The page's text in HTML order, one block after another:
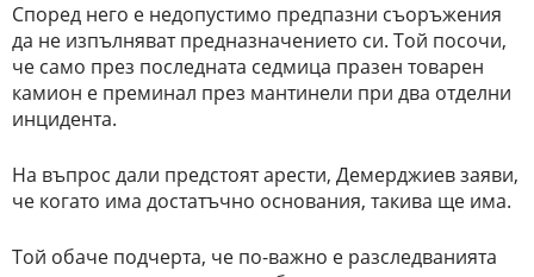
Според него е недопустимо предпазни съоръжения
да не изпълняват предназначението си. Той посочи,
че само през последната седмица празен товарен
камион е преминал през мантинели при два отделни
инцидента.
На въпрос дали предстоят арести, Демерджиев заяви,
че когато има достатъчно основания, такива ще има.
Той обаче подчерта, че по-важно е разследванията